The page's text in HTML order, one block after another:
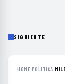
SIGUIENTE
HOME›POLÍTICA›